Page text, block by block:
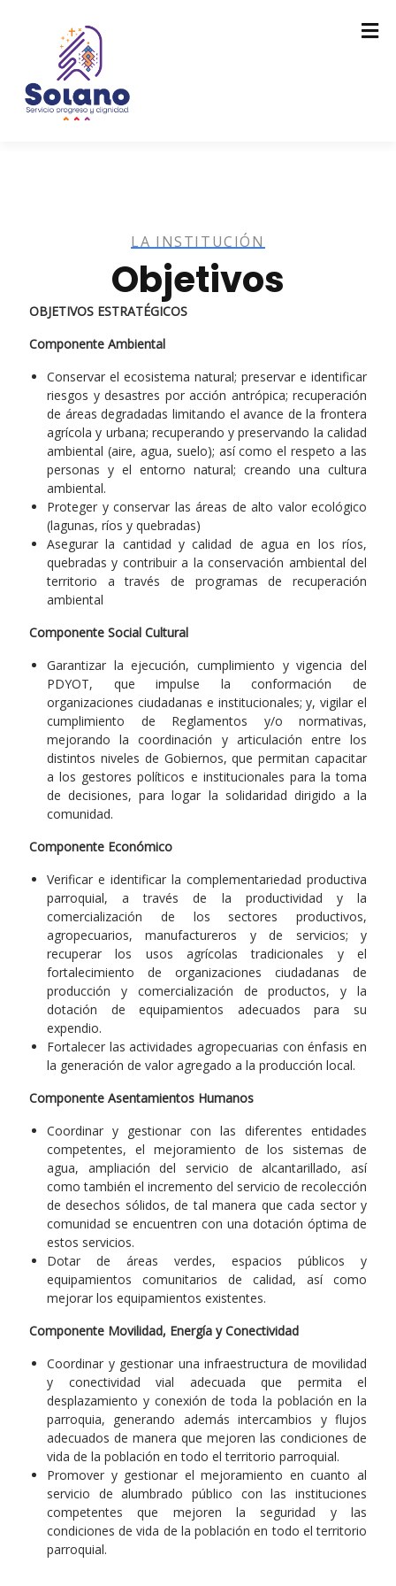
LA INSTITUCIÓN
Objetivos
OBJETIVOS ESTRATÉGICOS
Componente Ambiental
Conservar el ecosistema natural; preservar e identificar
riesgos y desastres por acción antrópica; recuperación
de áreas degradadas limitando el avance de la frontera
agrícola y urbana; recuperando y preservando la calidad
ambiental (aire, agua, suelo); así como el respeto a las
personas y el entorno natural; creando una cultura
ambiental.
Proteger y conservar las áreas de alto valor ecológico
(lagunas, ríos y quebradas)
Asegurar la cantidad y calidad de agua en los ríos,
quebradas y contribuir a la conservación ambiental del
territorio a través de programas de recuperación
ambiental
Componente Social Cultural
Garantizar la ejecución, cumplimiento y vigencia del
PDYOT, que impulse la conformación de
organizaciones ciudadanas e institucionales; y, vigilar el
cumplimiento de Reglamentos y/o normativas,
mejorando la coordinación y articulación entre los
distintos niveles de Gobiernos, que permitan capacitar
a los gestores políticos e institucionales para la toma
de decisiones, para logar la solidaridad dirigido a la
comunidad.
Componente Económico
Verificar e identificar la complementariedad productiva
parroquial, a través de la productividad y la
comercialización de los sectores productivos,
agropecuarios, manufactureros y de servicios; y
recuperar los usos agrícolas tradicionales y el
fortalecimiento de organizaciones ciudadanas de
producción y comercialización de productos, y la
dotación de equipamientos adecuados para su
expendio.
Fortalecer las actividades agropecuarias con énfasis en
la generación de valor agregado a la producción local.
Componente Asentamientos Humanos
Coordinar y gestionar con las diferentes entidades
competentes, el mejoramiento de los sistemas de
agua, ampliación del servicio de alcantarillado, así
como también el incremento del servicio de recolección
de desechos sólidos, de tal manera que cada sector y
comunidad se encuentren con una dotación óptima de
estos servicios.
Dotar de áreas verdes, espacios públicos y
equipamientos comunitarios de calidad, así como
mejorar los equipamientos existentes.
Componente Movilidad, Energía y Conectividad
Coordinar y gestionar una infraestructura de movilidad
y conectividad vial adecuada que permita el
desplazamiento y conexión de toda la población en la
parroquia, generando además intercambios y flujos
adecuados de manera que mejoren las condiciones de
vida de la población en todo el territorio parroquial.
Promover y gestionar el mejoramiento en cuanto al
servicio de alumbrado público con las instituciones
competentes que mejoren la seguridad y las
condiciones de vida de la población en todo el territorio
parroquial.